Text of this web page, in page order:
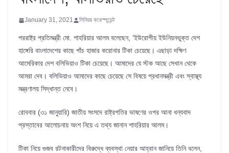
January 31, 2021 সিনিয়র করেস্পন্ডেন্ট
পররাষ্ট্র প্রতিমন্ত্রী মো. শাহরিয়ার আলম বলেছেন, ‘ইউরোপীয় ইউনিয়নভুক্ত দেশ
হাঙ্গেরি বাংলাদেশের কাছে পাঁচ হাজার করোনার টিকা চেয়েছে। এছাড়া দক্ষিণ
আমেরিকার দেশ বলিভিয়াও টিকা চেয়েছে। আমাদের যে স্টক আছে সেখান থেকে
আমরা দেব। বলিভিয়াও আমাদের কাছে চেয়েছে সে বিষয়ে প্রধানমন্ত্রী এবং স্বাস্থ্য
মন্ত্রণালয় সিদ্ধান্ত নেবে।
রোববার (৩১ জানুয়ারি) জাতীয় সংসদে রাষ্ট্রপতির ভাষণের ওপর আনা ধন্যবাদ
প্রস্তাবের আলোচনায় অংশ নিয়ে এ তথ্য জানান শাহরিয়ার আলম।
টিকা নিয়ে গুজব রটনাকারীদের বিরুদ্ধে ব্যবস্থা নেয়ার আহ্বান জানিয়ে তিনি বলেন,